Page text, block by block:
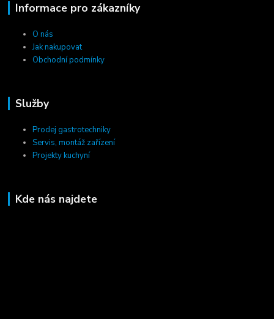
Informace pro zákazníky
O nás
Jak nakupovat
Obchodní podmínky
Služby
Prodej gastrotechniky
Servis, montáž zařízení
Projekty kuchyní
Kde nás najdete